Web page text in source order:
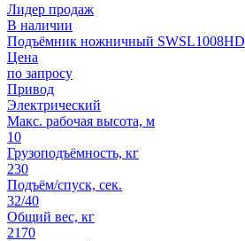
Лидер продаж
В наличии
Подъёмник ножничный SWSL1008HD
Цена
по запросу
Привод
Электрический
Макс. рабочая высота, м
10
Грузоподъёмность, кг
230
Подъём/спуск, сек.
32/40
Общий вес, кг
2170